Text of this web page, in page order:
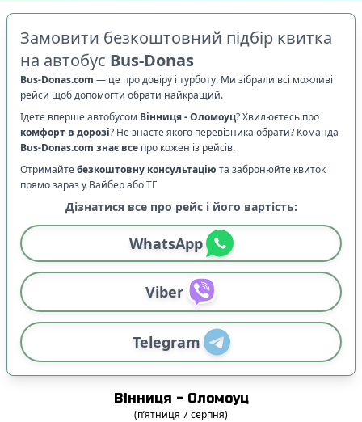
Замовити безкоштовний підбір квитка
на автобус Bus-Donas
Bus-Donas.com — це про довіру і турботу. Ми зібрали всі можливі
рейси щоб допомогти обрати найкращий.
Їдете вперше автобусом Вінниця-Оломоуц? Хвилюєтесь про
комфорт в дорозі? Не знаєте якого перевізника обрати? Команда
Bus-Donas.com знає все про кожен із рейсів.
Отримайтебезкоштовну консультацію та забронюйте квиток
прямо зараз у Вайбер або ТГ
Дізнатися все про рейс і його вартість:
WhatsApp
Viber
Telegram
Вінниця - Оломоуц
(п’ятниця 7серпня)